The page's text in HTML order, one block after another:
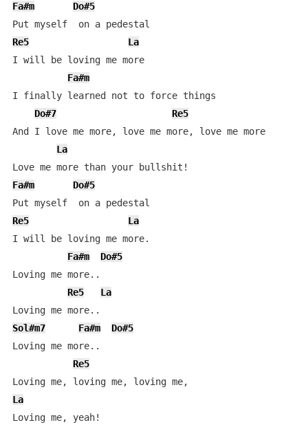
Fa#m
Do#5
Re5
La
I will be loving mе more
Fa#m
I finally learned not to forcе things
Do#7
Re5
And I love me more, love me more, love me more
La
Fa#m
Do#5
Re5
La
I will be loving me more.
Fa#m
Do#5
Loving mе more..
Re5
La
Sol#m7
Fa#m
Do#5
Loving mе more..
Re5
La
Loving me, yeah!